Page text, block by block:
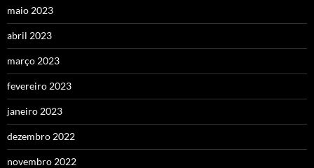
maio 2023
abril 2023
março 2023
fevereiro 2023
janeiro 2023
dezembro 2022
novembro 2022